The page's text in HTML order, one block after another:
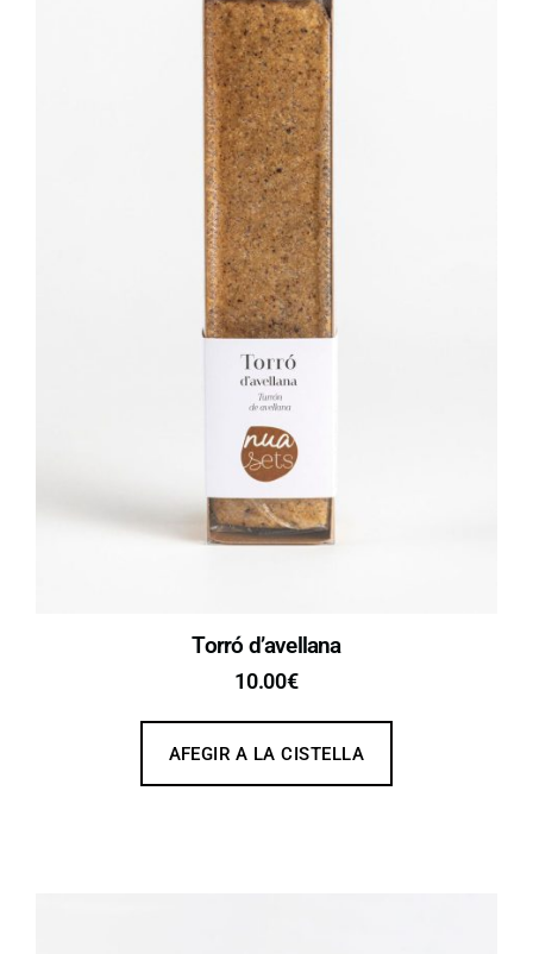
Torró d’avellana
10.00€
AFEGIR A LA CISTELLA